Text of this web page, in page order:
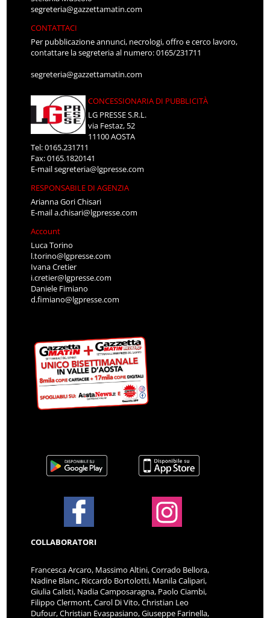
segreteria@gazzettamatin.com
CONTATTACI
Per pubblicazione annunci, necrologi, offro e cerco lavoro,
contattare la segreteria al numero: 0165/231711
segreteria@gazzettamatin.com
CONCESSIONARIA DI PUBBLICITÀ
LG PRESSE S.R.L.
via Festaz, 52
11100 AOSTA
Tel: 0165.231711
Fax: 0165.1820141
E-mailsegreteria@lgpresse.com
RESPONSABILE DI AGENZIA
Arianna Gori Chisari
E-maila.chisari@lgpresse.com
Account
Luca Torino
l.torino@lgpresse.com
Ivana Cretier
i.cretier@lgpresse.com
Daniele Fimiano
d.fimiano@lgpresse.com
COLLABORATORI
Francesca Arcaro, Massimo Altini, Corrado Bellora,
Nadine Blanc, Riccardo Bortolotti, Manila Calipari,
Giulia Calisti, Nadia Camposaragna, Paolo Ciambi,
Filippo Clermont, Carol Di Vito, Christian Leo
Dufour, Christian Evaspasiano, Giuseppe Farinella,